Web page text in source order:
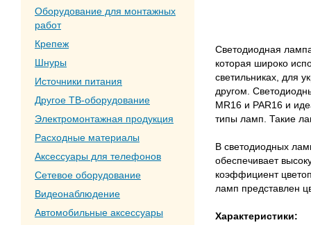
Оборудование для монтажных
работ
Крепеж
Шнуры
Источники питания
Другое ТВ-оборудование
Электромонтажная продукция
Расходные материалы
Аксессуары для телефонов
Сетевое оборудование
Видеонаблюдение
Автомобильные аксессуары
Светодиодная
которая широко
светильниках, для
другом.
MR16 и PAR16 и
типы ламп. Такие
В светодиодных
обеспечивает
коэффициент
ламп представлен
Характеристики: